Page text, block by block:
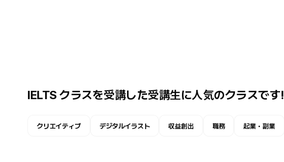
IELTS クラスを受講した受講生に人気のクラスです!
クリエイティブ デジタルイラスト 収益創出 職務 起業・副業